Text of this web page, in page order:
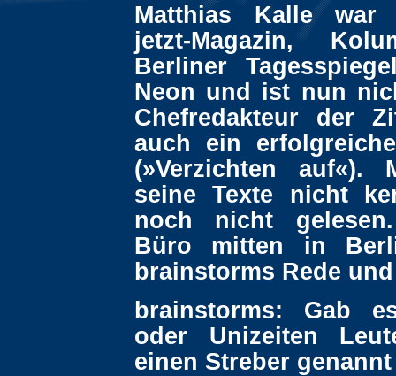
Matthias Kalle war
jetzt-Magazin,
Berliner
Neon und ist nun
Chefredakteur der
auch ein
(»Verzichten auf«).
seine Texte nicht
noch nicht
Büro mitten in
brainstorms Rede
brainstorms: Gab
oder Unizeiten
einen Streber